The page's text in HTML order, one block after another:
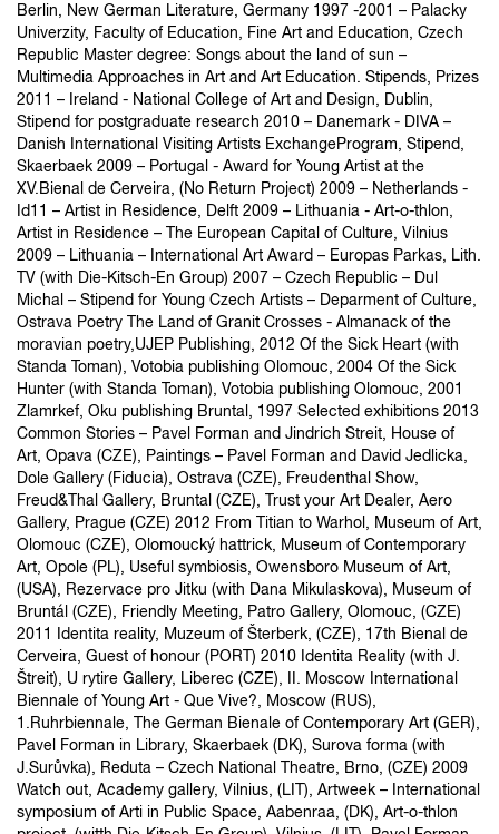
Berlin, New German Literature, Germany 1997 -2001 – Palacky
Univerzity, Faculty of Education, Fine Art and Education, Czech
Republic Master degree: Songs about the land of sun –
Multimedia Approaches in Art and Art Education. Stipends, Prizes
2011 – Ireland - National College of Art and Design, Dublin,
Stipend for postgraduate research 2010 – Danemark - DIVA –
Danish International Visiting Artists ExchangeProgram, Stipend,
Skaerbaek 2009 – Portugal - Award for Young Artist at the
XV.Bienal de Cerveira, (No Return Project) 2009 – Netherlands -
Id11 – Artist in Residence, Delft 2009 – Lithuania - Art-o-thlon,
Artist in Residence – The European Capital of Culture, Vilnius
2009 – Lithuania – International Art Award – Europas Parkas, Lith.
TV (with Die-Kitsch-En Group) 2007 – Czech Republic – Dul
Michal – Stipend for Young Czech Artists – Deparment of Culture,
Ostrava Poetry The Land of Granit Crosses - Almanack of the
moravian poetry,UJEP Publishing, 2012 Of the Sick Heart (with
Standa Toman), Votobia publishing Olomouc, 2004 Of the Sick
Hunter (with Standa Toman), Votobia publishing Olomouc, 2001
Zlamrkef, Oku publishing Bruntal, 1997 Selected exhibitions 2013
Common Stories – Pavel Forman and Jindrich Streit, House of
Art, Opava (CZE), Paintings – Pavel Forman and David Jedlicka,
Dole Gallery (Fiducia), Ostrava (CZE), Freudenthal Show,
Freud&Thal Gallery, Bruntal (CZE), Trust your Art Dealer, Aero
Gallery, Prague (CZE) 2012 From Titian to Warhol, Museum of Art,
Olomouc (CZE), Olomoucký hattrick, Museum of Contemporary
Art, Opole (PL), Useful symbiosis, Owensboro Museum of Art,
(USA), Rezervace pro Jitku (with Dana Mikulaskova), Museum of
Bruntál (CZE), Friendly Meeting, Patro Gallery, Olomouc, (CZE)
2011 Identita reality, Muzeum of Šterberk, (CZE), 17th Bienal de
Cerveira, Guest of honour (PORT) 2010 Identita Reality (with J.
Štreit), U rytire Gallery, Liberec (CZE), II. Moscow International
Biennale of Young Art - Que Vive?, Moscow (RUS),
1.Ruhrbiennale, The German Bienale of Contemporary Art (GER),
Pavel Forman in Library, Skaerbaek (DK), Surova forma (with
J.Surůvka), Reduta – Czech National Theatre, Brno, (CZE) 2009
Watch out, Academy gallery, Vilnius, (LIT), Artweek – International
symposium of Arti in Public Space, Aabenraa, (DK), Art-o-thlon